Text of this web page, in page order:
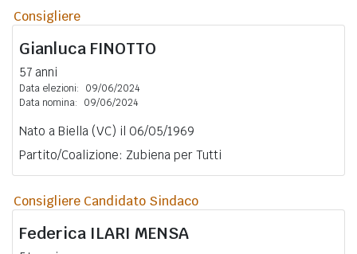
Consigliere
Gianluca FINOTTO
57 anni
Data elezioni:
09/06/2024
Data nomina:
09/06/2024
Nato a Biella (VC) il 06/05/1969
Partito/Coalizione: Zubiena per Tutti
Consigliere Candidato Sindaco
Federica ILARI MENSA